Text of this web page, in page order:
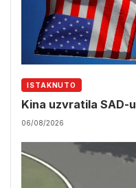
ISTAKNUTO
Kina uzvratila SAD-u
06/08/2026